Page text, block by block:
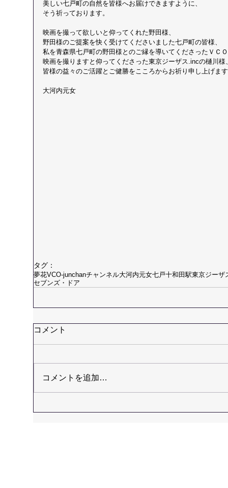
美しい七戸町の自然を皆様へお届けできますように、
そう祈っております。
映画を撮って欲しいと仰ってくれた野田様、
野田様のご提案を快く受けてくださいました七戸町の皆様、
私を青森県七戸町の野田様とのご縁を導いてくださったＶＣ
映画を撮りますと仰ってくださった東京ジーザス.incの樋川様
皆様の益々のご活躍とご健勝をこころからお祈り申し上げま
大河内元女
タグ：
夢花VCO-junchanチャンネル大河内元女七戸十和田駅東京ジーザ
セブンズ・ドア
コメント
コメントを追加…